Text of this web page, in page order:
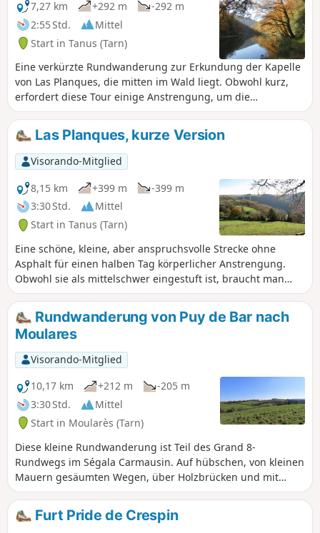
dort im Schatten angenehm kühl. Dieser
Weg wird nur wenig begangen. Er
befindet sich auf dem „Chemin des
Planques“.
7,27 km
+292 m
-292 m
2:55 Std.
Mittel
Start in Tanus (Tarn)
Eine verkürzte Rundwanderung zur Erkundung der Kapelle
von Las Planques, die mitten im Wald liegt. Obwohl kurz,
erfordert diese Tour einige Anstrengung, um die
zahlreichen Aufstiege und Abstiege zu bewältigen, die sich
abwechselnd aneinanderreihen.
Las Planques, kurze Version
Visorando-Mitglied
8,15 km
+399 m
-399 m
3:30 Std.
Mittel
Start in Tanus (Tarn)
Eine schöne, kleine, aber anspruchsvolle Strecke ohne
Asphalt für einen halben Tag körperlicher Anstrengung.
Obwohl sie als mittelschwer eingestuft ist, braucht man
schon etwas Kondition, um diese Achterbahnfahrt des Viaur
zu bewältigen. Wälder, Wasser, Aussichtspunkte und alte
Steine sind hier eine Augenweide.
Rundwanderung von Puy de Bar nach
Moulares
Visorando-Mitglied
10,17 km
+212 m
-205 m
3:30 Std.
Mittel
Start in Moularès (Tarn)
Diese kleine Rundwanderung ist Teil des Grand 8-
Rundwegs im Ségala Carmausin. Auf hübschen, von kleinen
Mauern gesäumten Wegen, über Holzbrücken und mit
schönen Ausblicken auf die Umgebung durchqueren Sie
die Landschaft des Tarn.
Furt Pride de Crespin